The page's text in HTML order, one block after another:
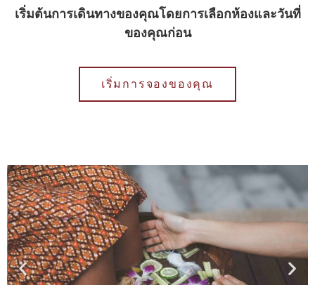
เริ่มต้นการเดินทางของคุณโดยการเลือกห้องและวันที่
ของคุณก่อน
เริ่มการจองของคุณ